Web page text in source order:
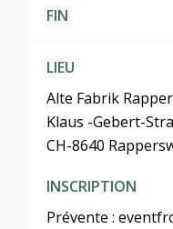
FIN
LIEU
Alte Fabrik
Klaus -Gebert-
CH-8640
INSCRIPTION
Prévente :